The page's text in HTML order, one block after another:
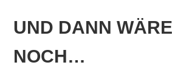
UND DANN
NOCH…